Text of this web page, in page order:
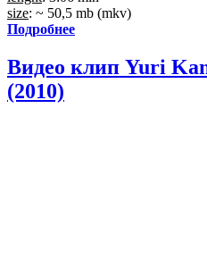
size: ~ 50,5 mb (mkv)
Подробнее
Видео клип Yuri
(2010)